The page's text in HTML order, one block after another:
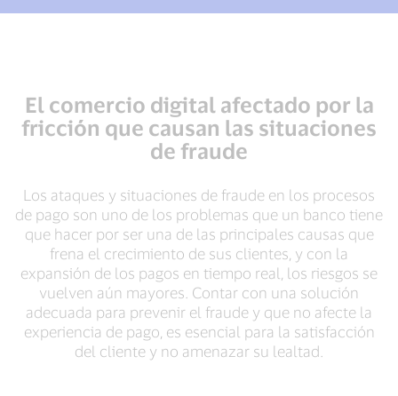
El comercio digital afectado por la
fricción que causan las situaciones
de fraude
Los ataques y situaciones de fraude en los procesos
de pago son uno de los problemas que un banco tiene
que hacer por ser una de las principales causas que
frena el crecimiento de sus clientes, y con la
expansión de los pagos en tiempo real, los riesgos se
vuelven aún mayores. Contar con una solución
adecuada para prevenir el fraude y que no afecte la
experiencia de pago, es esencial para la satisfacción
del cliente y no amenazar su lealtad.